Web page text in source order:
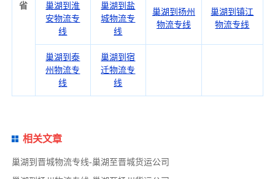
省
巢湖到淮
安物流专
线
巢湖到盐
城物流专
线
巢湖到扬州
物流专线
巢湖到镇江
物流专线
巢湖到泰
州物流专
线
巢湖到宿
迁物流专
线
相关文章
巢湖到晋城物流专线-巢湖至晋城货运公司